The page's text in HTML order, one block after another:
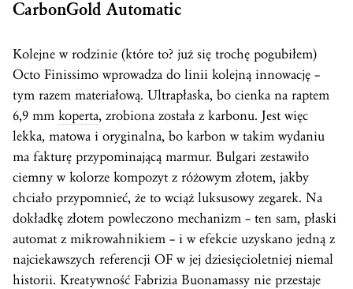
CarbonGold Automatic
Kolejne w rodzinie (które to? już się trochę pogubiłem)
Octo Finissimo wprowadza do linii kolejną innowację –
tym razem materiałową. Ultrapłaska, bo cienka na raptem
6,9 mm koperta, zrobiona została z karbonu. Jest więc
lekka, matowa i oryginalna, bo karbon w takim wydaniu
ma fakturę przypominającą marmur. Bulgari zestawiło
ciemny w kolorze kompozyt z różowym złotem, jakby
chciało przypomnieć, że to wciąż luksusowy zegarek. Na
dokładkę złotem powleczono mechanizm – ten sam, płaski
automat z mikrowahnikiem – i w efekcie uzyskano jedną z
najciekawszych referencji OF w jej dziesięcioletniej niemal
historii. Kreatywność Fabrizia Buonamassy nie przestaje